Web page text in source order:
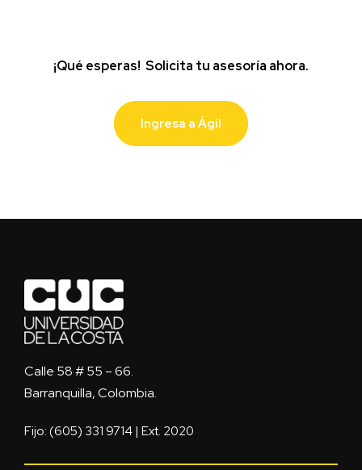
¡Qué esperas! Solicita tu asesoría ahora.
Ingresa a Ágil
Calle 58 # 55 – 66.
Barranquilla, Colombia.
Fijo: (605) 331 9714 | Ext. 2020